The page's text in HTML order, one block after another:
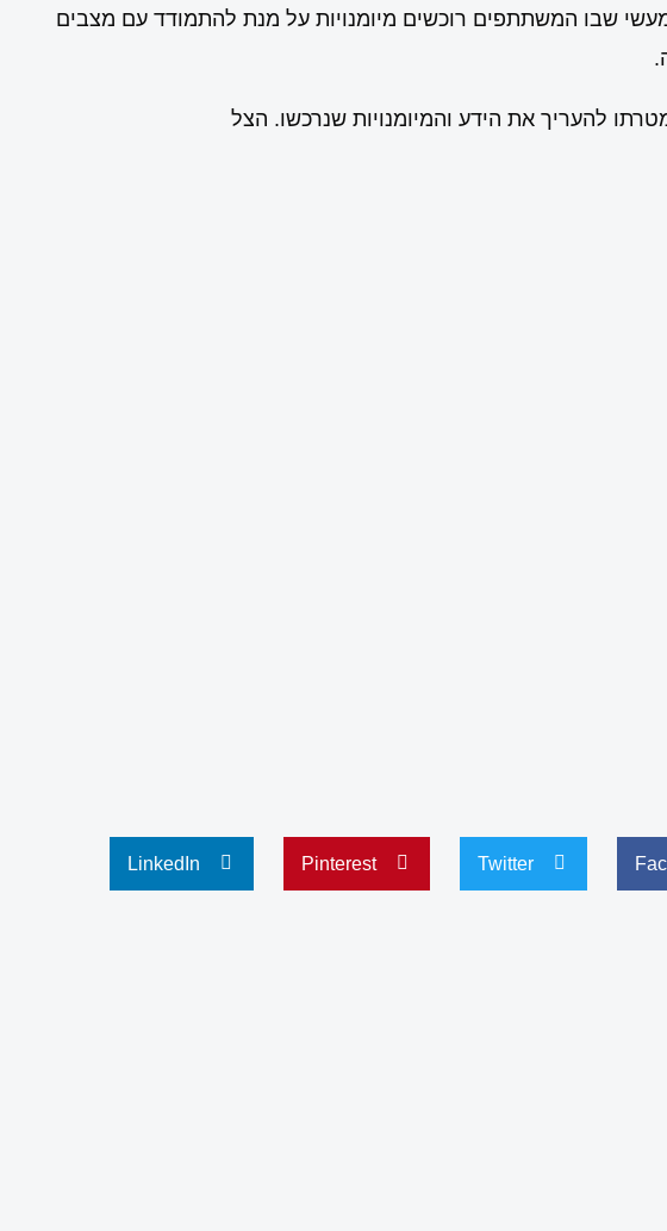
שבו המשתתפים רוכשים מיומנויות על מנת להתמודד עם מצבים
להעריך את הידע והמיומנויות שנרכשו. הצל
Twitter
Pinterest
LinkedIn